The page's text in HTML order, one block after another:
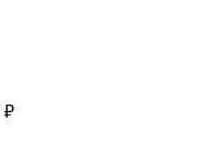
₽